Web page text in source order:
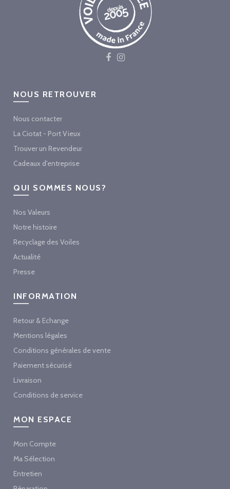
NOUS RETROUVER
Nous contacter
La Ciotat - Port Vieux
Trouver un Revendeur
Cadeaux d'entreprise
QUI SOMMES NOUS?
Nos Valeurs
Notre histoire
Recyclage des Voiles
Actualité
Presse
INFORMATION
Retour & Echange
Mentions légales
Conditions générales de vente
Paiement sécurisé
Livraison
Conditions de service
MON ESPACE
Mon Compte
Ma Sélection
Entretien